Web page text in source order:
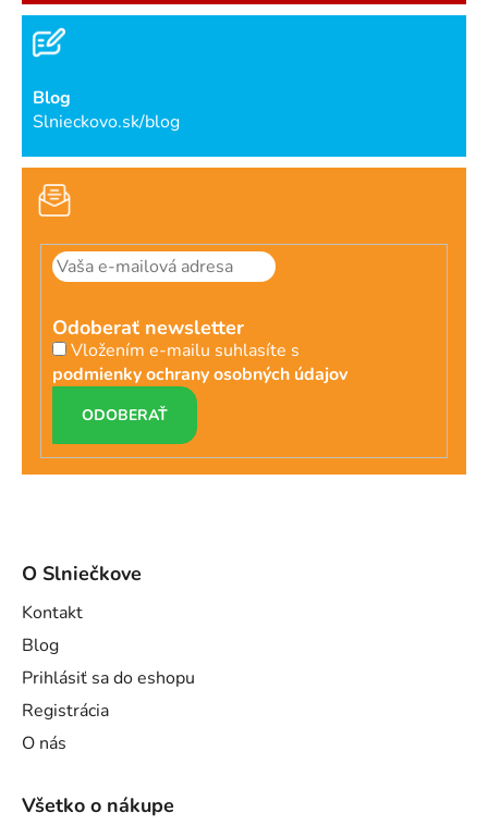
Blog
Slnieckovo.sk/blog
Odoberať newsletter
Vložením e-mailu suhlasíte s
podmienky ochrany osobných údajov
PRIHLÁSIŤ
SA
O Slniečkove
Kontakt
Blog
Prihlásiť sa do eshopu
Registrácia
O nás
Všetko o nákupe